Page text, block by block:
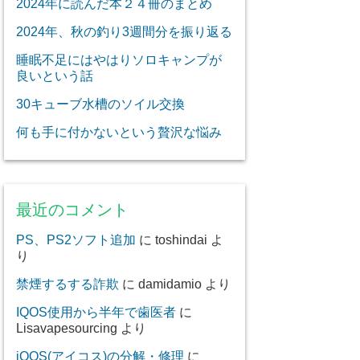
2024年に読んだ本２４冊のまとめ
2024年、秋の釣り3週間分を振り返る
睡眠不足にはやはりソロキャンプが
良いという話
30キューブ水槽のソイル交換
何も手に付かないという贅沢な悩み
最近のコメント
PS、PS2ソフト追加 に toshindai よ
り
禁煙するする詐欺 に damidamio より
IQOS使用から半年で歯医者 に
Lisavapesourcing より
iQOS(アイコス)の分解・修理 に